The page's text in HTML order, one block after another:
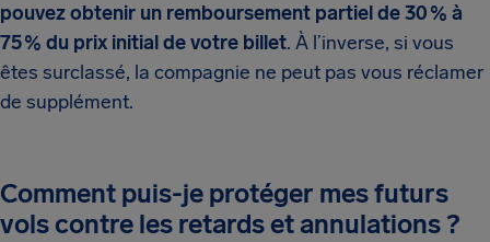
pouvez obtenir un remboursement partiel de 30 % à
75 % du prix initial de votre billet. À l’inverse, si vous
êtes surclassé, la compagnie ne peut pas vous réclamer
de supplément.
Comment puis-je protéger mes futurs
vols contre les retards et annulations ?